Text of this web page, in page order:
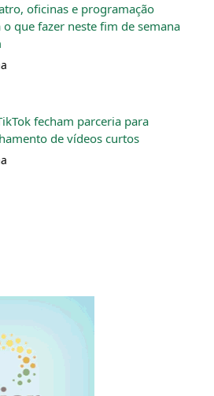
oficinas e programação
o que fazer neste fim de semana
fecham parceria para
de vídeos curtos